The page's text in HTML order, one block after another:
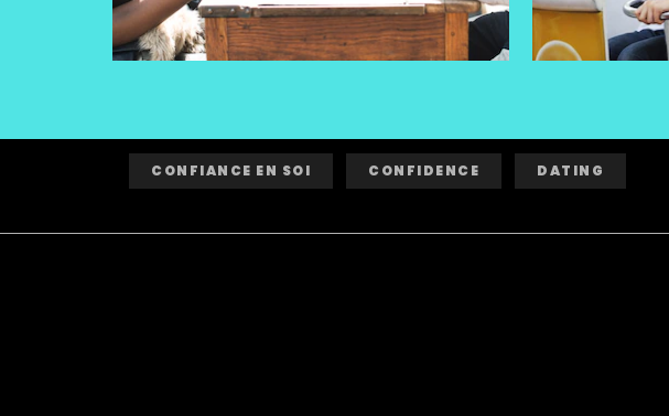
CONFIANCE EN SOI CONFIDENCE DATING